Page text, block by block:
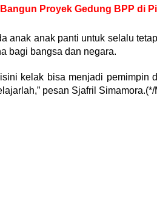
Proyek Gedung BPP di
anak anak panti untuk selalu
bagi bangsa dan negara.
kelak bisa menjadi pemimpin
pesan Sjafril Simamora.(*/